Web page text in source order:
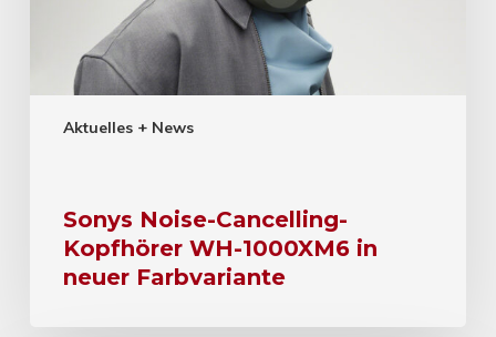
Aktuelles + News
Sonys Noise-Cancelling-
Kopfhörer WH-1000XM6 in
neuer Farbvariante